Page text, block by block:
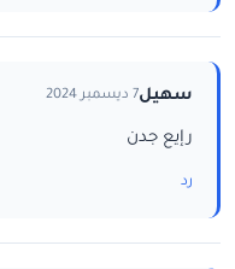
سهيل7 ديسمبر 2024
رإيع جدن
رد